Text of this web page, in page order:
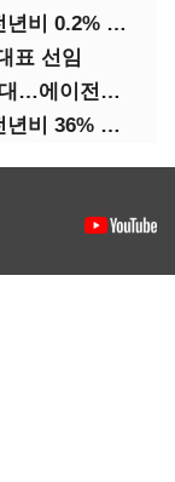
네이버, 2분기 영업익 5203억원…전년비 0.2% 감소
표 선임
카카오, 2분기 매출·영업익 역대 최대…에이전트 AI 수익화 관건
카카오, 2분기 영업익 2770억원…전년비 36% 증가